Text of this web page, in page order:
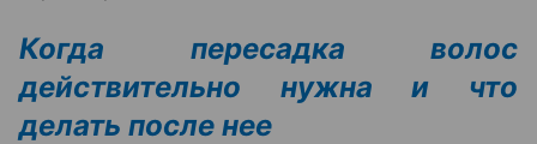
Когда пересадка волос
действительно нужна и что
делать после нее